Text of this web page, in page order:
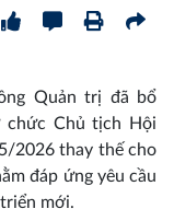
Quản trị đã bổ
chức Chủ tịch Hội
2026 thay thế cho
đáp ứng yêu cầu
mới.